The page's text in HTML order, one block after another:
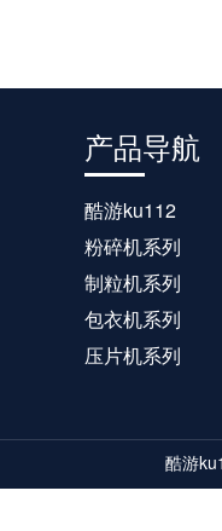
产品导航
酷游ku112
粉碎机系列
制粒机系列
包衣机系列
压片机系列
酷游